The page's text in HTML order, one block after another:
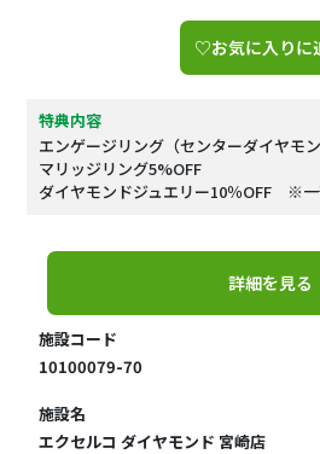
♡お気に入りに
特典内容
エンゲージリング（センターダイヤモ
マリッジリング5%OFF
ダイヤモンドジュエリー10％OFF ※
詳細を見る
施設コード
10100079-70
施設名
エクセルコ ダイヤモンド 宮崎店